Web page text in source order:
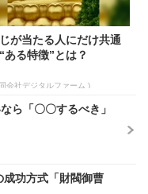
が当たる人にだけ共通
ある特徴”とは？
会社デジタルファーム )
ら「〇〇するべき」
功方式「財閥御曹